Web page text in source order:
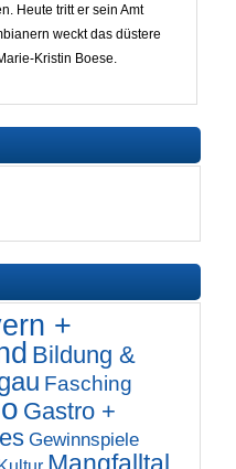
Heute tritt er sein Amt
weckt das düstere
Kristin Boese.
+
Bildung &
Fasching
Gastro +
Gewinnspiele
Mangfalltal